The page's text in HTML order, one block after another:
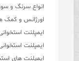
انواع سرنگ و
اورژانس و کمک
ایمپلنت
ایمپلنت
ایمپلنت های